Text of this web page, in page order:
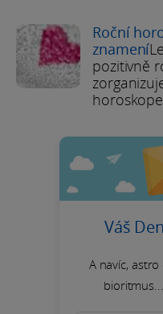
Roční
znamení
pozitivně
Váš
A navíc,